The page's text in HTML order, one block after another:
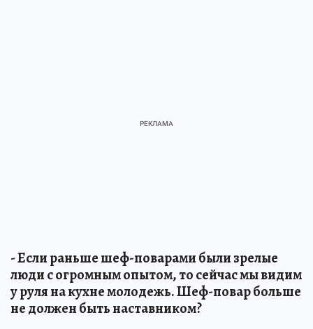
- Если раньше шеф-поварами были зрелые
люди с огромным опытом, то сейчас мы видим
у руля на кухне молодежь. Шеф-повар больше
не должен быть наставником?